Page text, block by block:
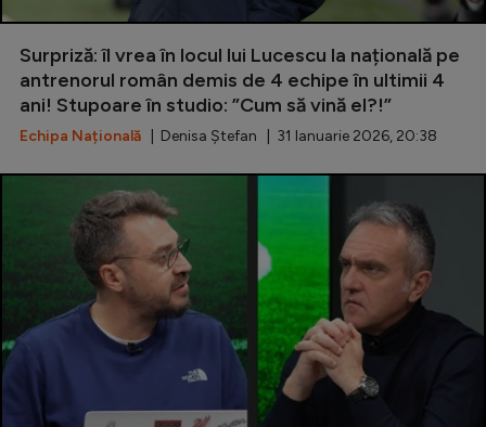
Surpriză: îl vrea în locul lui Lucescu la națională pe
antrenorul român demis de 4 echipe în ultimii 4
ani! Stupoare în studio: ”Cum să vină el?!”
Echipa Națională | Denisa Ștefan | 31 Ianuarie 2026, 20:38